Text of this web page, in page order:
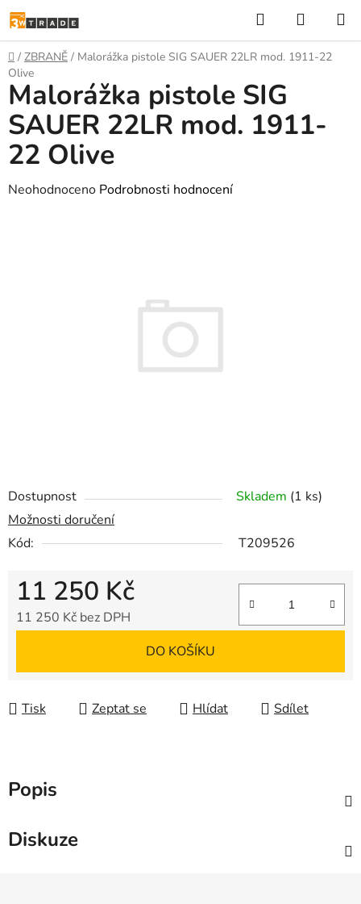
Přejít
na
obsah
Hledat
KOŠÍK
Domů
/ ZBRANĚ / Malorážka pistole SIG SAUER 22LR mod. 1911-22
Olive
Dostupnost Skladem (1 ks)
Možnosti doručení
Kód:
T209526
11 250 Kč
11 250 Kč bez DPH
DO KOŠÍKU
Tisk Zeptat se Hlídat Sdílet
Malorážka pistole SIG
SAUER 22LR mod. 1911-
22 Olive
Průměrné
Neohodnoceno Podrobnosti hodnocení
Popis
Diskuze